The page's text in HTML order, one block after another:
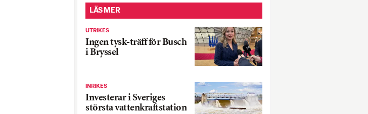
LÄS MER
UTRIKES
Ingen tysk-träff för Busch
i Bryssel
INRIKES
Investerar i Sveriges
största vattenkraftstation